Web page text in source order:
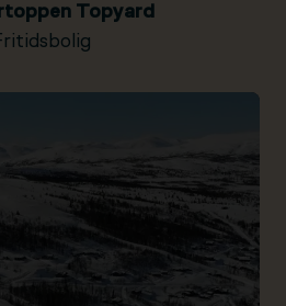
Topyard